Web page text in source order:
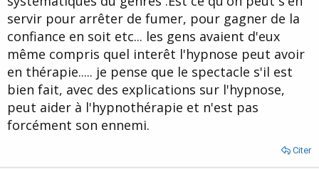
servir pour arrêter de fumer, pour gagner de la
confiance en soit etc... les gens avaient d'eux
même compris quel interêt l'hypnose peut avoir
en thérapie..... je pense que le spectacle s'il est
bien fait, avec des explications sur l'hypnose,
peut aider à l'hypnothérapie et n'est pas
forcément son ennemi.
Citer